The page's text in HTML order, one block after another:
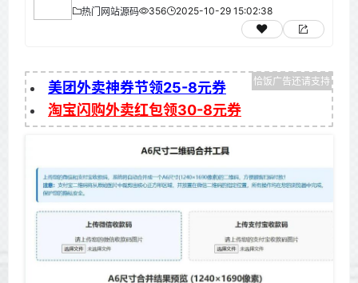
热门网站源码 356 2025-10-29 15:02:38
美团外卖神券节领25-8元券
淘宝闪购外卖红包领30-8元券